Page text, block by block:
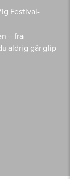
Festival-
– fra
aldrig går glip